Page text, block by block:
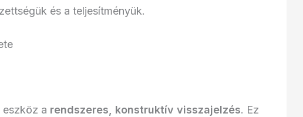
és a teljesítményük.
a rendszeres, konstruktív visszajelzés. Ez